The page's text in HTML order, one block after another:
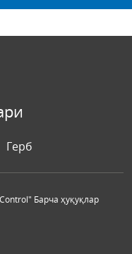
Герб
Барча ҳуқуқлар